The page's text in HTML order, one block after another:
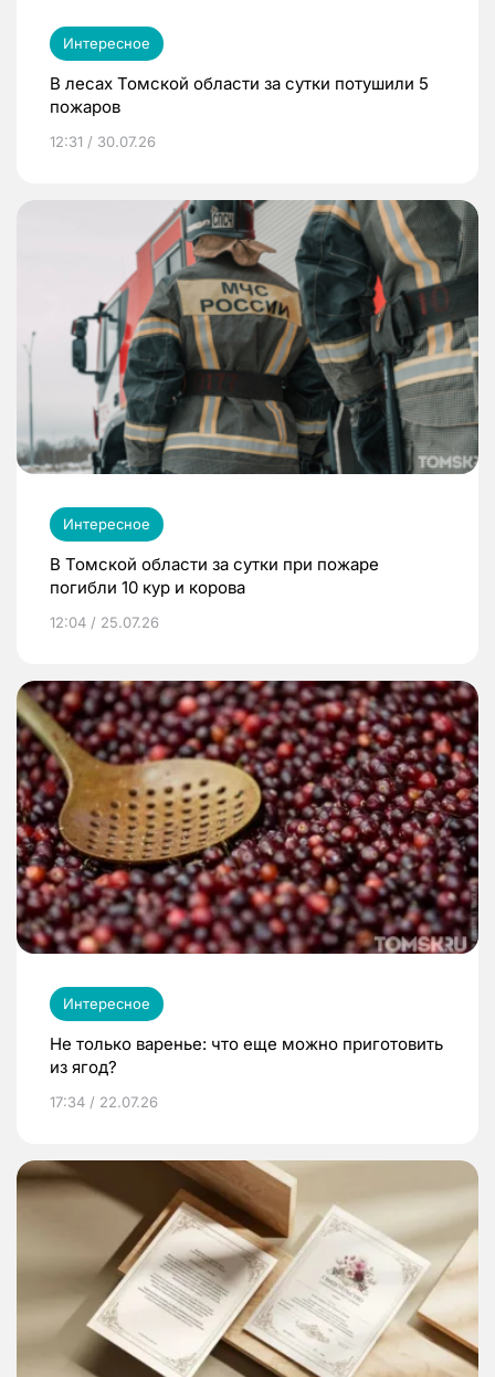
Интересное
В лесах Томской области за сутки потушили 5
пожаров
12:31 / 30.07.26
Интересное
В Томской области за сутки при пожаре
погибли 10 кур и корова
12:04 / 25.07.26
Интересное
Не только варенье: что еще можно приготовить
из ягод?
17:34 / 22.07.26